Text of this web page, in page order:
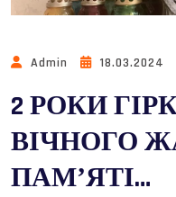
Admin 18.03.2024
2 РОКИ
ВІЧНОГО
ПАМʼЯТІ…